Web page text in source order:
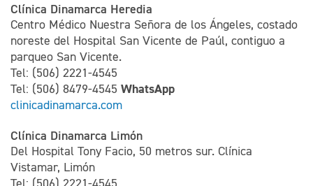
Clínica Dinamarca Heredia
Centro Médico Nuestra Señora de los Ángeles, costado
noreste del Hospital San Vicente de Paúl, contiguo a
parqueo San Vicente.
Tel: (506) 2221-4545
Tel: (506) 8479-4545 WhatsApp
clinicadinamarca.com
Clínica Dinamarca Limón
Del Hospital Tony Facio, 50 metros sur. Clínica
Vistamar, Limón